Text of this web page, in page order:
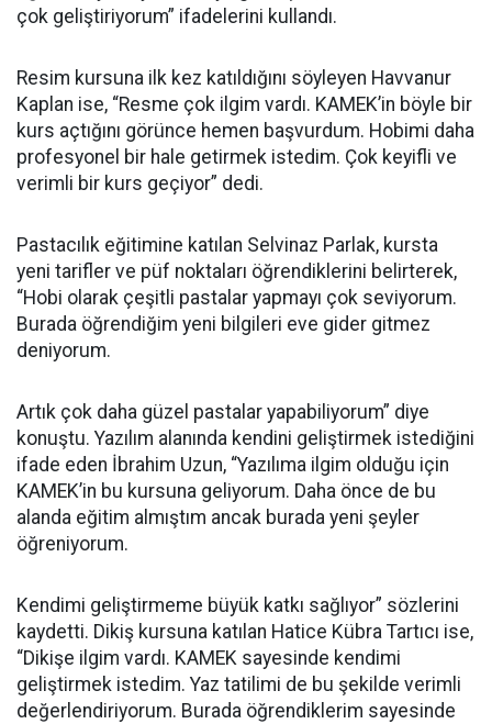
çok geliştiriyorum” ifadelerini kullandı.
Resim kursuna ilk kez katıldığını söyleyen Havvanur
Kaplan ise, “Resme çok ilgim vardı. KAMEK’in böyle bir
kurs açtığını görünce hemen başvurdum. Hobimi daha
profesyonel bir hale getirmek istedim. Çok keyifli ve
verimli bir kurs geçiyor” dedi.
Pastacılık eğitimine katılan Selvinaz Parlak, kursta
yeni tarifler ve püf noktaları öğrendiklerini belirterek,
“Hobi olarak çeşitli pastalar yapmayı çok seviyorum.
Burada öğrendiğim yeni bilgileri eve gider gitmez
deniyorum.
Artık çok daha güzel pastalar yapabiliyorum” diye
konuştu. Yazılım alanında kendini geliştirmek istediğini
ifade eden İbrahim Uzun, “Yazılıma ilgim olduğu için
KAMEK’in bu kursuna geliyorum. Daha önce de bu
alanda eğitim almıştım ancak burada yeni şeyler
öğreniyorum.
Kendimi geliştirmeme büyük katkı sağlıyor” sözlerini
kaydetti. Dikiş kursuna katılan Hatice Kübra Tartıcı ise,
“Dikişe ilgim vardı. KAMEK sayesinde kendimi
geliştirmek istedim. Yaz tatilimi de bu şekilde verimli
değerlendiriyorum. Burada öğrendiklerim sayesinde